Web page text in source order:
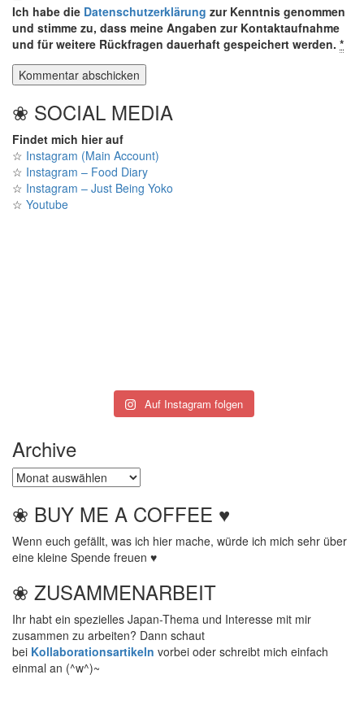
Ich habe die Datenschutzerklärung zur Kenntnis genommen
und stimme zu, dass meine Angaben zur Kontaktaufnahme
und für weitere Rückfragen dauerhaft gespeichert werden. *
❀ SOCIAL MEDIA
Findet mich hier auf
☆ Instagram (Main Account)
☆ Instagram – Food Diary
☆ Instagram – Just Being Yoko
☆ Youtube
Auf Instagram folgen
Archive
Archive
❀ BUY ME A COFFEE ♥
Wenn euch gefällt, was ich hier mache, würde ich mich sehr über
eine kleine Spende freuen ♥
❀ ZUSAMMENARBEIT
Ihr habt ein spezielles Japan-Thema und Interesse mit mir
zusammen zu arbeiten? Dann schaut
bei Kollaborationsartikeln vorbei oder schreibt mich einfach
einmal an (^w^)~